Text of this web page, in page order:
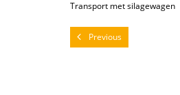
Transport met silagewagen
Previous